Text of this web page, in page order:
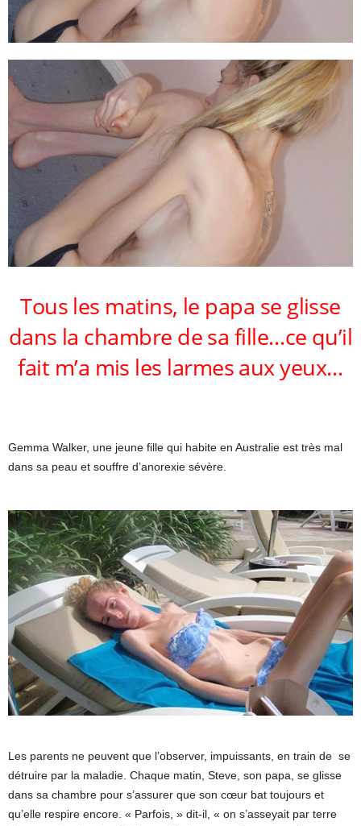
Tous les matins, le papa se glisse
dans la chambre de sa fille…ce qu’il
fait m’a mis les larmes aux yeux…
Gemma Walker, une jeune fille qui habite en Australie est très mal
dans sa peau et souffre d’anorexie sévère.
Les parents ne peuvent que l’observer, impuissants, en train de se
détruire par la maladie. Chaque matin, Steve, son papa, se glisse
dans sa chambre pour s’assurer que son cœur bat toujours et
qu’elle respire encore. « Parfois, » dit-il, « on s’asseyait par terre